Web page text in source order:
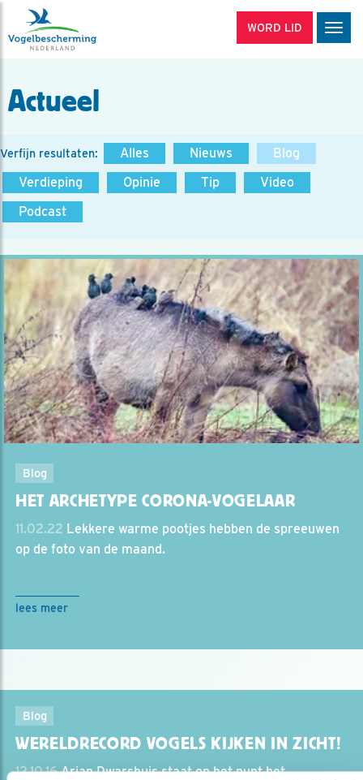
WORD LID
Actueel
Verfijn resultaten: Alles Nieuws
Blog
Verdieping
Opinie Tip
Video
Podcast
Blog
HET ARCHETYPE CORONA-VOGELAAR
11.02.22 Lekkere warme pootjes hebben de spreeuwen
op de foto van de maand.
lees meer
Blog
WERELDRECORD VOGELS KIJKEN IN ZICHT!
12.10.16Arjan Dwarshuis staat op het punt het